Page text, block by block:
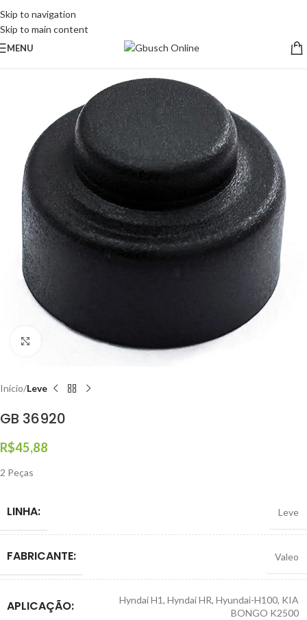
Skip to navigation
Skip to main content
MENU
Clique para ampliar
Início Leve
GB 36920
R$45,88
2 Peças
LINHA: Leve
FABRICANTE: Valeo
APLICAÇÃO: Hyndai H1, Hyndai HR, Hyundai-H100, KIA
BONGO K2500